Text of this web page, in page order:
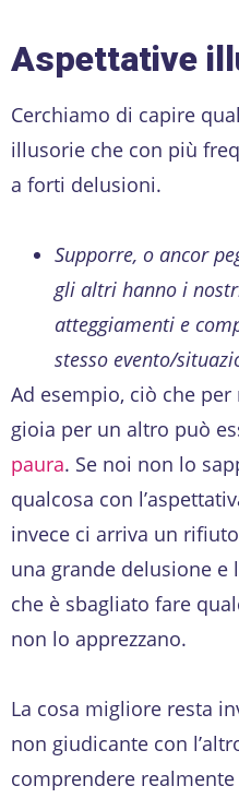
Aspettative
Cerchiamo di capire
illusorie che con più
a forti delusioni.
Supporre, o ancor
gli altri hanno i
atteggiamenti e
stesso evento/
Ad esempio, ciò che
gioia per un altro può
paura. Se noi non lo
qualcosa con
invece ci arriva un
una grande delusione e
che è sbagliato fare
non lo apprezzano.
La cosa migliore resta
non giudicante con
comprendere